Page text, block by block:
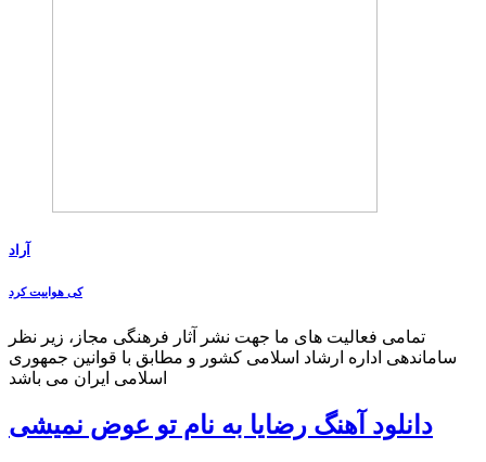
آراد
کی هواییت کرد
تمامی فعالیت های ما جهت نشر آثار فرهنگی مجاز، زیر نظر
ساماندهی اداره ارشاد اسلامی کشور و مطابق با قوانین جمهوری
اسلامی ایران می باشد
دانلود آهنگ رضایا به نام تو عوض نمیشی